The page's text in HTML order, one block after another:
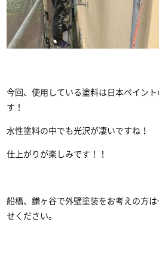
今回、使用している塗料は日本ペイン
す！
水性塗料の中でも光沢が凄いですね！
仕上がりが楽しみです！！
船橋、鎌ヶ谷で外壁塗装をお考えの方
せください。